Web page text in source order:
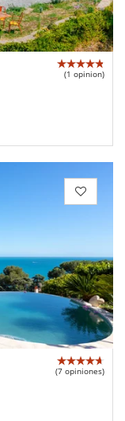
(1 opinion)
(7 opiniones)